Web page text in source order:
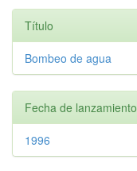
Título
Bombeo de agua
Fecha de lanzamiento
1996